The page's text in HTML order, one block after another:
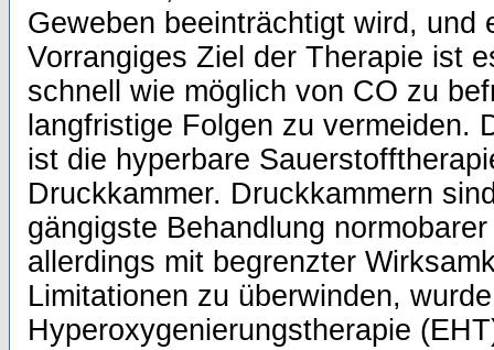
Geweben beeinträchtigt wird, und
Vorrangiges Ziel der Therapie ist
schnell wie möglich von CO zu
langfristige Folgen zu vermeiden.
ist die hyperbare
Druckkammer. Druckkammern
gängigste Behandlung
allerdings mit begrenzter
Limitationen zu überwinden,
Hyperoxygenierungstherapie